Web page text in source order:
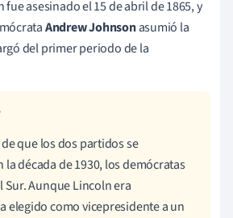
asesinado el 15 de abril de 1865, y
Andrew Johnsonasumió la
del primer periodo de la
que los dos partidos se
década de 1930, los demócratas
Aunque Lincoln era
elegido como vicepresidente a un